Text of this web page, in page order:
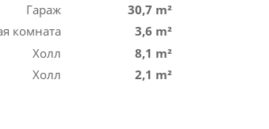
Гараж
30,7 m²
комната
3,6 m²
Холл
8,1 m²
Холл
2,1 m²